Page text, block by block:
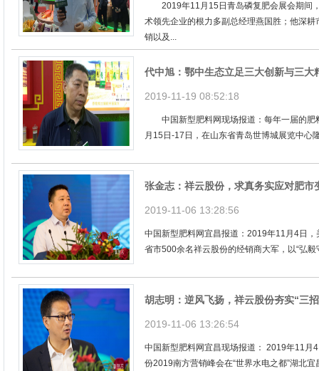
2019年11月15日青岛磷复肥会展会期间
术领先企业的根力多副总经理燕国胜；他深
销以及...
代中旭：鄂中生态立足三大创新与三大
2019-11-19 08:52:18
中国新型肥料网现场报道：每年一届的肥
月15日-17日，在山东省青岛世博城展览中心
张金志：祥云股份，求真务实应对肥市
2019-11-06 13:28:56
中国新型肥料网宜昌报道：2019年11月4日
省市500余名祥云股份的经销商大军，以“弘毅
胡志明：逆风飞扬，祥云股份夯实“三
2019-11-06 13:26:54
中国新型肥料网宜昌现场报道： 2019年11月
份2019南方营销峰会在“世界水电之都”湖北宜